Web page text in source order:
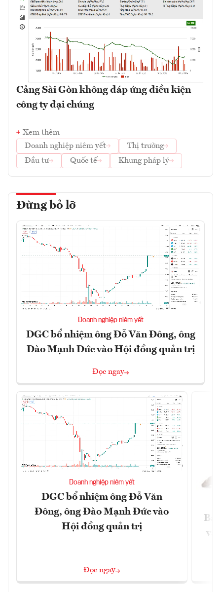
Cảng Sài Gòn không đáp ứng điều kiện
công ty đại chúng
Xem thêm
Doanh nghiệp niêm yết
Thị trường
Đầu tư
Quốc tế Khung pháp lý
Đừng bỏ lỡ
Doanh nghiệp niêm yết
DGC bổ nhiệm ông Đỗ Văn Đông, ông
Đào Mạnh Đức vào Hội đồng quản trị
Đọc ngay
Doanh nghiệp niêm yết
DGC bổ nhiệm ông Đỗ Văn
Đông, ông Đào Mạnh Đức vào
Hội đồng quản trị
Đọc ngay
và